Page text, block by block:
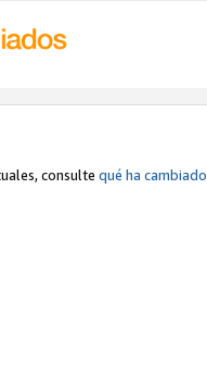
consulte qué ha cambiado